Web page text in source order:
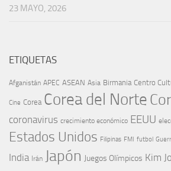
23 MAYO, 2026
ETIQUETAS
Afganistán APEC ASEAN Asia Birmania Centro
Cine Corea Corea del Norte
coronavirus crecimiento económico EEUU
Estados Unidos Filipinas FMI futbol
India Irán Japón Juegos Olímpicos Kim